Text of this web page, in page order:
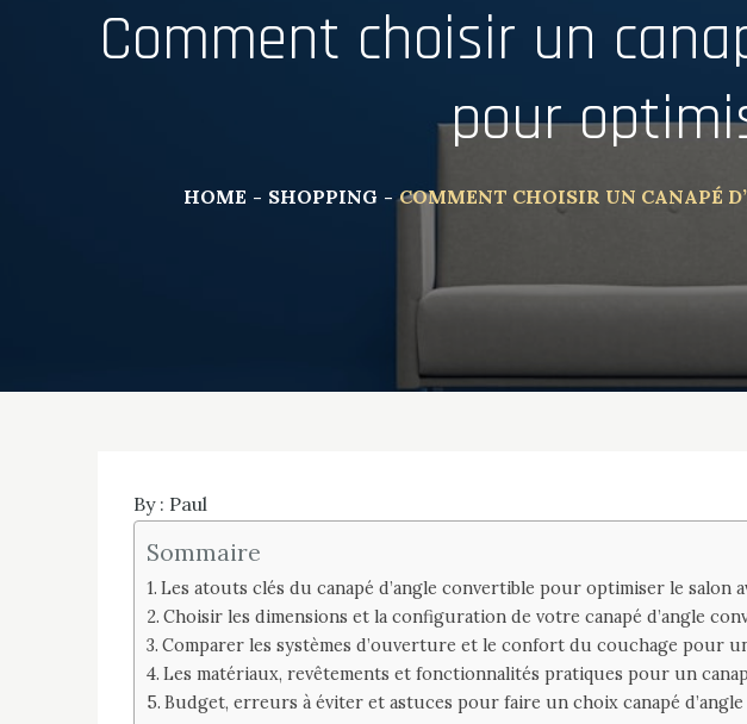
Comment choisir un
pour
HOME SHOPPING COMMENT CHOISIR UN CANAPÉ
By : Paul
Sommaire
Les atouts clés du canapé d’angle convertible pour optimiser le salon
Choisir les dimensions et la configuration de votre canapé d’angle
Comparer les systèmes d’ouverture et le confort du couchage pour
Les matériaux, revêtements et fonctionnalités pratiques pour un
Budget, erreurs à éviter et astuces pour faire un choix canapé